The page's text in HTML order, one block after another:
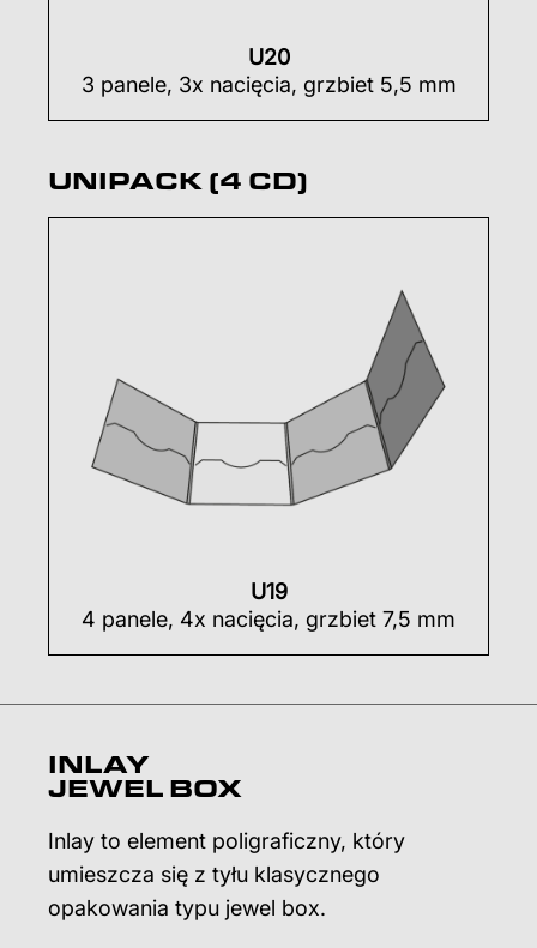
U20
3 panele, 3x nacięcia, grzbiet 5,5 mm
UNIPACK (4 CD)
U19
4 panele, 4x nacięcia, grzbiet 7,5 mm
INLAY
JEWEL BOX
Inlay to element poligraficzny, który
umieszcza się z tyłu klasycznego
opakowania typu jewel box.